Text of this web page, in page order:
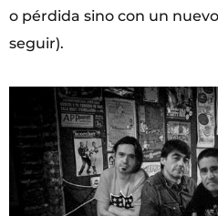
o pérdida sino con un
seguir).